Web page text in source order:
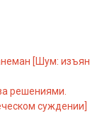
[Шум: изъян
решениями.
суждении]